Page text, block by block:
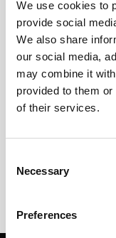
We use cookies to
provide social
We also share
our social media,
may combine it
provided to them
of their services.
Selection
Necessary
Preferences
werden,
in Ihrem
unsere
benötigten